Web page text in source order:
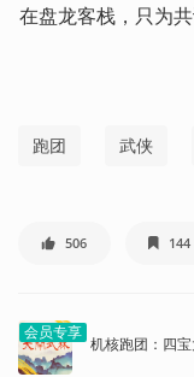
在盘龙客栈，只为
跑团 武侠
506 144
会员专享
机核跑团：四